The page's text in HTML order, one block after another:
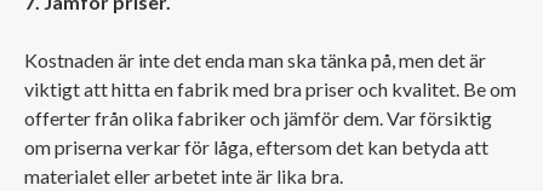
Kostnaden är inte det enda man ska tänka på, men det är
viktigt att hitta en fabrik med bra priser och kvalitet. Be om
offerter från olika fabriker och jämför dem. Var försiktig
om priserna verkar för låga, eftersom det kan betyda att
materialet eller arbetet inte är lika bra.